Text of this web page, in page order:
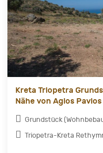
Kreta Triopetra
Nähe von Agios
Grundstück
Triopetra-Kreta